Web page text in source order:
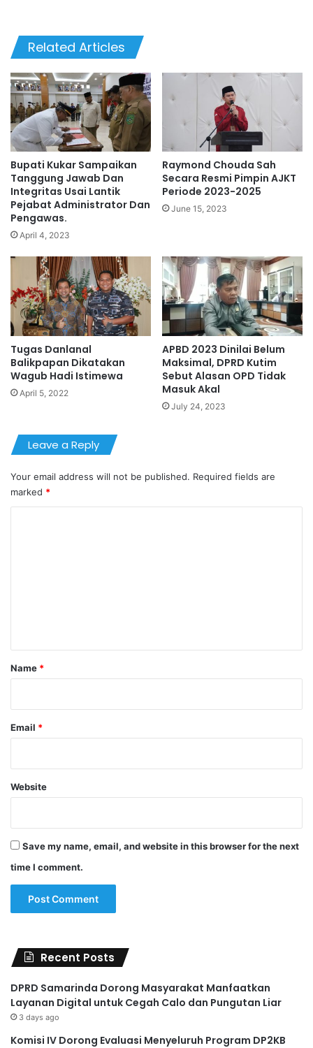
Related Articles
Bupati Kukar Sampaikan
Tanggung Jawab Dan
Integritas Usai Lantik
Pejabat Administrator Dan
Pengawas.
April 4, 2023
Raymond Chouda Sah
Secara Resmi Pimpin AJKT
Periode 2023-2025
June 15, 2023
Tugas Danlanal
Balikpapan Dikatakan
Wagub Hadi Istimewa
April 5, 2022
APBD 2023 Dinilai Belum
Maksimal, DPRD Kutim
Sebut Alasan OPD Tidak
Masuk Akal
July 24, 2023
Leave a Reply
Your email address will not be published. Required fields are
marked *
*
Name *
Email *
Website
Save my name, email, and website in this browser for the next
time I comment.
Recent Posts
DPRD Samarinda Dorong Masyarakat Manfaatkan
Layanan Digital untuk Cegah Calo dan Pungutan Liar
3 days ago
Komisi IV Dorong Evaluasi Menyeluruh Program DP2KB